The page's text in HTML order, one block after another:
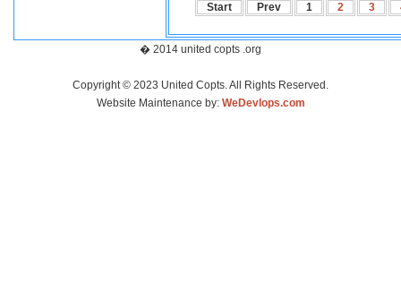
Start Prev 1 2 3
� 2014 united copts .org
Copyright © 2023 United Copts. All Rights Reserved.
Website Maintenance by: WeDevlops.com